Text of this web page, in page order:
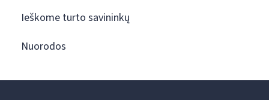
Ieškome turto savininkų
Nuorodos